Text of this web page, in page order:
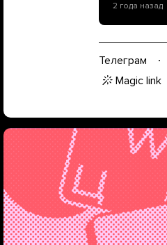
2 года назад
Телеграм
Magic link